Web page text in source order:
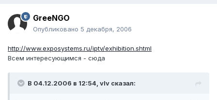
GreeNGO
Опубликовано 5 декабря, 2006
http://www.exposystems.ru/iptv/exhibition.shtml
Всем интересующимся - сюда
В 04.12.2006 в 12:54, vIv сказал: